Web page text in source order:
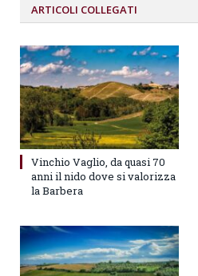
ARTICOLI COLLEGATI
Vinchio Vaglio, da quasi 70
anni il nido dove si valorizza
la Barbera